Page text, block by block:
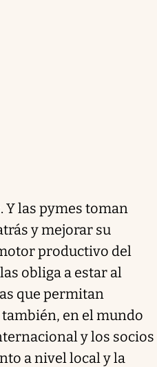
Y las pymes toman
y mejorar su
productivo del
obliga a estar al
que permitan
en el mundo
y los socios
a nivel local y la